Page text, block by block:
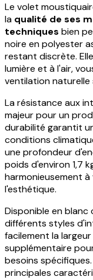
Le volet
la qualité de ses
techniques bien
noire en polyester
restant discrète.
lumière et à l'air,
ventilation naturelle
La résistance aux
majeur pour un
durabilité garantit
conditions
une profondeur
poids d'environ 1,7
harmonieusement
l'esthétique.
Disponible en
différents styles
facilement la
supplémentaire
besoins
principales